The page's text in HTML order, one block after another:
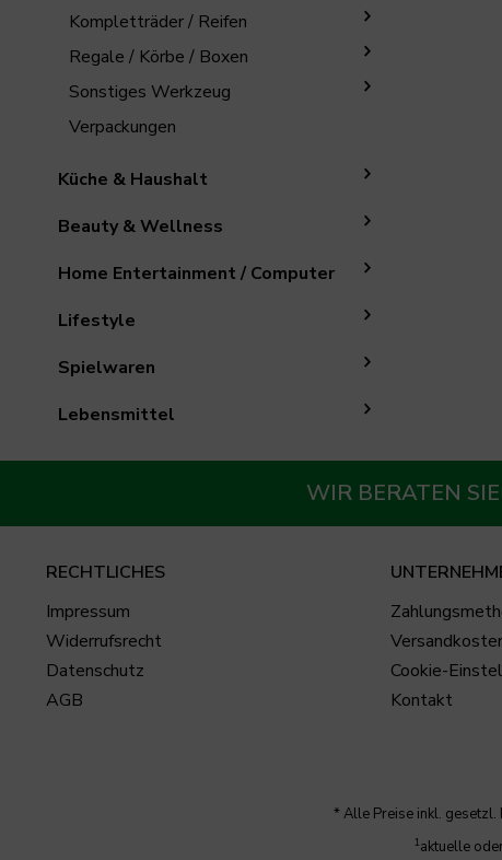
Kompletträder / Reifen
Regale / Körbe / Boxen
Sonstiges Werkzeug
Verpackungen
Küche & Haushalt
Beauty & Wellness
Home Entertainment / Computer
Lifestyle
Spielwaren
Lebensmittel
WIR BERATEN
RECHTLICHES
Impressum
Widerrufsrecht
Datenschutz
AGB
Cookie-
Kontakt
* Alle Preise inkl.
1aktuelle